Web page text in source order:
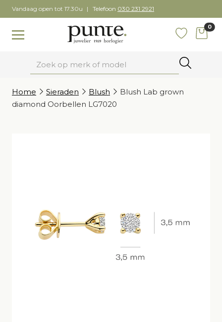
Skip
to
content
Vandaag open tot 17.30u Telefoon 030 231 2921
Toggle navigation
0
Home
Sieraden Blush
Blush Lab grown
diamond Oorbellen LG7020